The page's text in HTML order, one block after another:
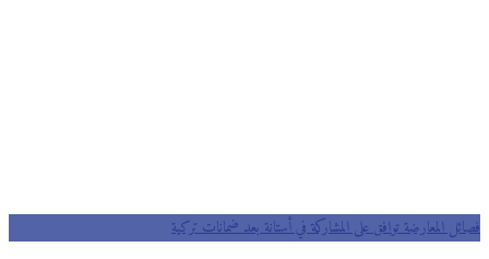
فصائل المعارضة توافق على المشاركة في أستانة بعد ضمانات تركية